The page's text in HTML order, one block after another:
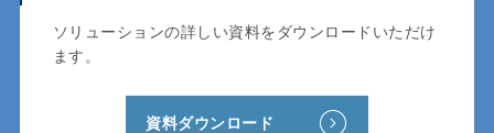
ソリューションの詳しい資料をダウンロードいただけ
ます。
資料ダウンロード